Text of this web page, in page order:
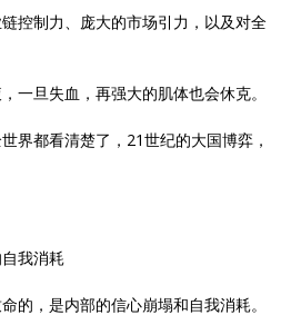
控制力、庞大的市场引力，以及对全
一旦失血，再强大的肌体也会休克。
界都看清楚了，21世纪的大国博弈，
我消耗
的，是内部的信心崩塌和自我消耗。